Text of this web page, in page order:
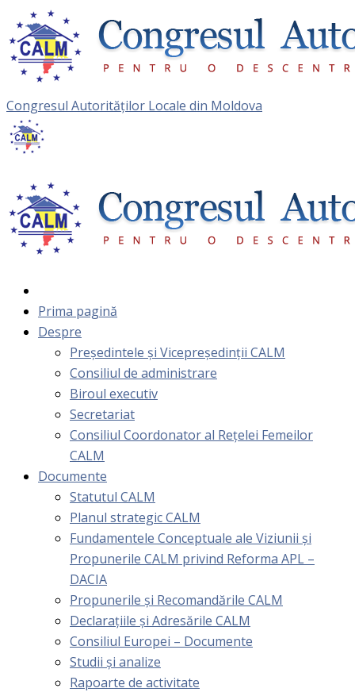
Congresul Autorităţilor Locale din Moldova
Prima pagină
Despre
Președintele și Vicepreședinții CALM
Consiliul de administrare
Biroul executiv
Secretariat
Consiliul Coordonator al Rețelei Femeilor
CALM
Documente
Statutul CALM
Planul strategic CALM
Fundamentele Conceptuale ale Viziunii și
Propunerile CALM privind Reforma APL –
DACIA
Propunerile și Recomandările CALM
Declarațiile și Adresările CALM
Consiliul Europei – Documente
Studii și analize
Rapoarte de activitate